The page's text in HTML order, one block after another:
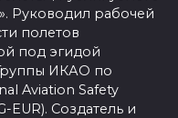
Руководил рабочей
полетов
под эгидой
ИКАО по
Aviation Safety
EUR). Создатель и